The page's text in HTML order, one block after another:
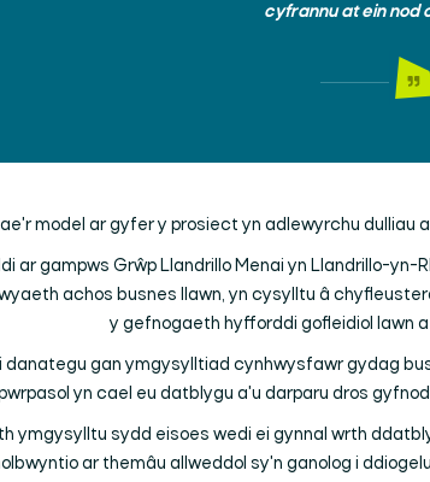
cyfrannu at ein nod
model ar gyfer y prosiect yn adlewyrchu dulliau
ar gampws Grŵp Llandrillo Menai yn Llandrillo-yn-
achos busnes llawn, yn cysylltu â
y gefnogaeth hyfforddi gofleidiol lawn
danategu gan ymgysylltiad cynhwysfawr gydag
yn cael eu datblygu a'u darparu dros
ymgysylltu sydd eisoes wedi ei gynnal wrth
ar themâu allweddol sy'n ganolog i